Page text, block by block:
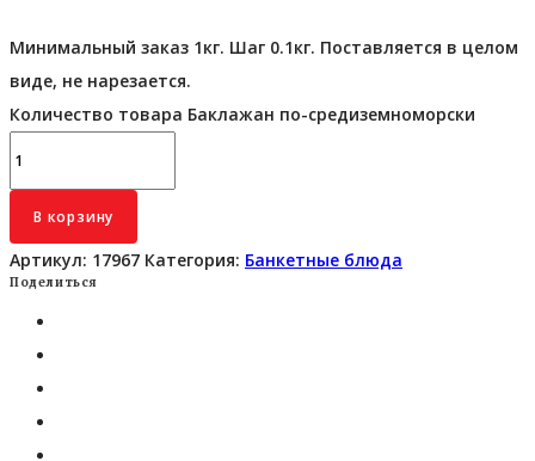
Минимальный заказ 1кг. Шаг 0.1кг. Поставляется в целом
виде, не нарезается.
Количество товара Баклажан по-средиземноморски
В корзину
Артикул: 17967 Категория: Банкетные блюда
Поделиться